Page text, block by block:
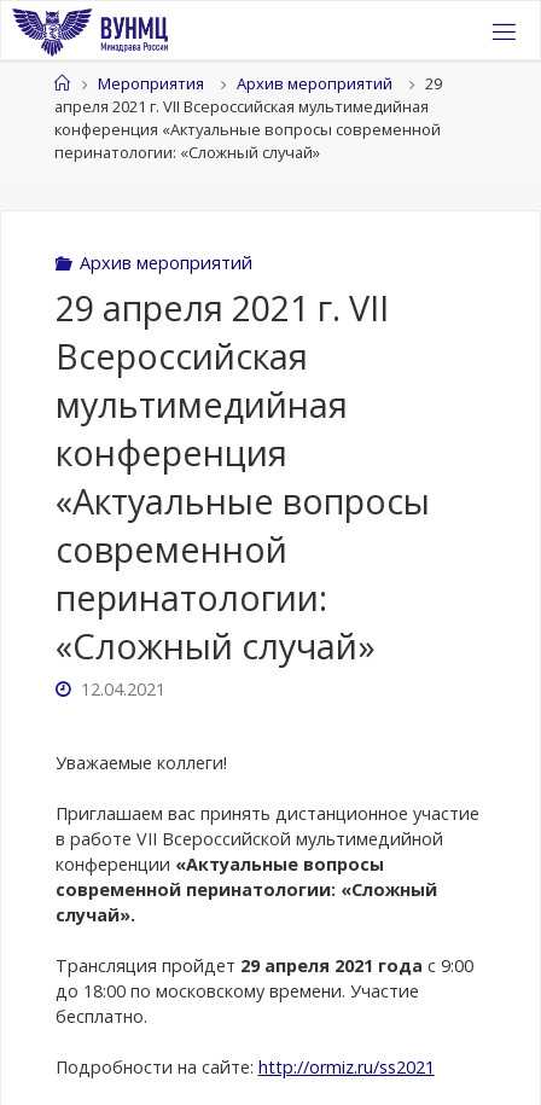
Перейти
содержимому
ГлавнаяМероприятия Архив мероприятий
29
апреля 2021 г. VII Всероссийская мультимедийная
конференция «Актуальные вопросы современной
перинатологии: «Сложный случай»
Архив мероприятий
29 апреля 2021 г. VII
Всероссийская
мультимедийная
конференция
«Актуальные вопросы
современной
перинатологии:
«Сложный случай»
12.04.2021
Уважаемые коллеги!
Приглашаем вас принять дистанционное участие
в работе VII Всероссийской мультимедийной
конференции «Актуальные вопросы
современной перинатологии: «Сложный
случай».
Трансляция пройдет 29 апреля 2021 года с 9:00
до 18:00 по московскому времени. Участие
бесплатно.
Подробности на сайте: http://ormiz.ru/ss2021